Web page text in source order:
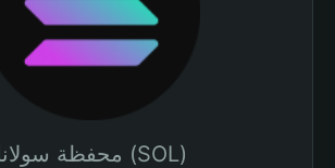
محفظة سولانا (SOL)